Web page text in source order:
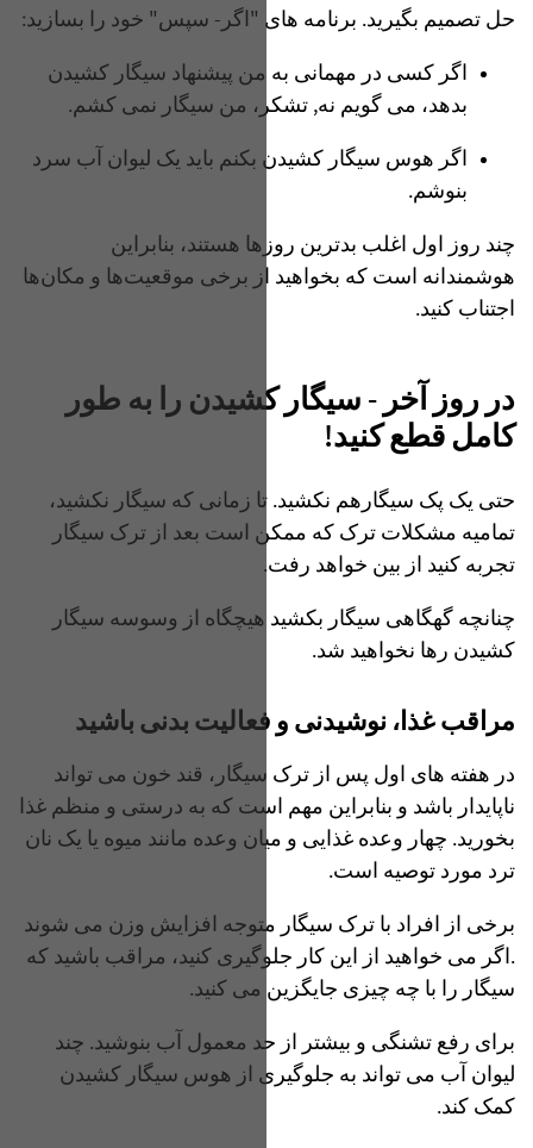
حل تصمیم بگیرید. برنامه های "اگر- سپس" خود را بسازید:
اگر کسی‌ در مهمانی به من پیشنهاد سیگار کشیدن
بدهد، می گویم نه, تشکر، من سیگار نمی کشم.
اگر هوس سیگار کشیدن بکنم باید یک لیوان آب سرد
بنوشم.
چند روز اول اغلب بدترین روزها هستند، بنابراین
هوشمندانه است که بخواهید از برخی موقعیت‌ها و مکان‌ها
اجتناب کنید.
در روز آخر - سیگار کشیدن را به طور
کامل قطع کنید!
حتی یک پک سیگارهم نکشید. تا زمانی که سیگار نکشید،
تمامیه مشکلات ترک که ممکن است بعد از ترک سیگار
تجربه کنید از بین خواهد رفت.
چنانچه گهگاهی سیگار بکشید هیچگاه از وسوسه سیگار
کشیدن رها نخواهید شد.
مراقب غذا، نوشیدنی و فعالیت بدنی باشید
در هفته های اول پس از ترک سیگار، قند خون می تواند
ناپایدار باشد و بنابراین مهم است که به درستی و منظم غذا
بخورید. چهار وعده غذایی و میان وعده مانند میوه یا یک نان
ترد مورد توصیه است.
برخی از افراد با ترک سیگار متوجه افزایش وزن می شوند
.اگر می خواهید از این کار جلوگیری کنید، مراقب باشید که
سیگار را با چه چیزی جایگزین می کنید.
برای رفع تشنگی و بیشتر از حد معمول آب بنوشید. چند
لیوان آب می تواند به جلوگیری از هوس سیگار کشیدن
کمک کند.